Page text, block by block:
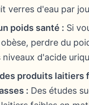
verres d'eau par
poids santé : Si
perdre du
niveaux d'acide
produits laitiers
: Des études